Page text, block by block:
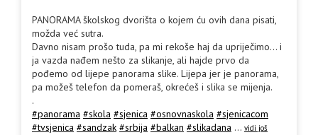
PANORAMA školskog dvorišta o kojem ću ovih dana pisati,
možda već sutra.
Davno nisam prošo tuda, pa mi rekoše haj da upriječimo... i
ja vazda nađem nešto za slikanje, ali hajde prvo da
pođemo od lijepe panorama slike. Lijepa jer je panorama,
pa možeš telefon da pomeraš, okrećeš i slika se mijenja.
.
#panorama #skola #sjenica #osnovnaskola #sjenicacom
#tvsjenica #sandzak #srbija #balkan #slikadana ... vidi još